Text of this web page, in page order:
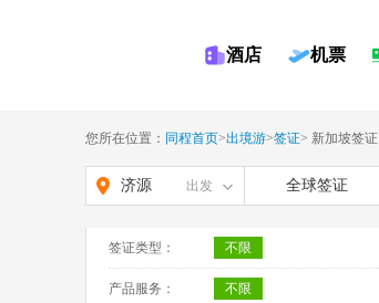
酒店 机票
您所在位置： 同程首页>出境游>签证> 新加坡签证
济源 出发 全球签证
签证类型： 不限
产品服务： 不限